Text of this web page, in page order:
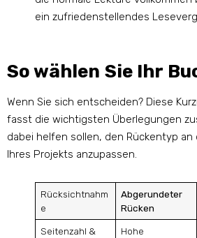
ein zufriedenstellendes
So wählen Sie Ihr
Wenn Sie sich entscheiden? Diese
fasst die wichtigsten Überlegungen
dabei helfen sollen, den Rückentyp
Ihres Projekts anzupassen.
Rücksichtnahm
e
Abgerundeter
Rücken
Seitenzahl &
Hohe